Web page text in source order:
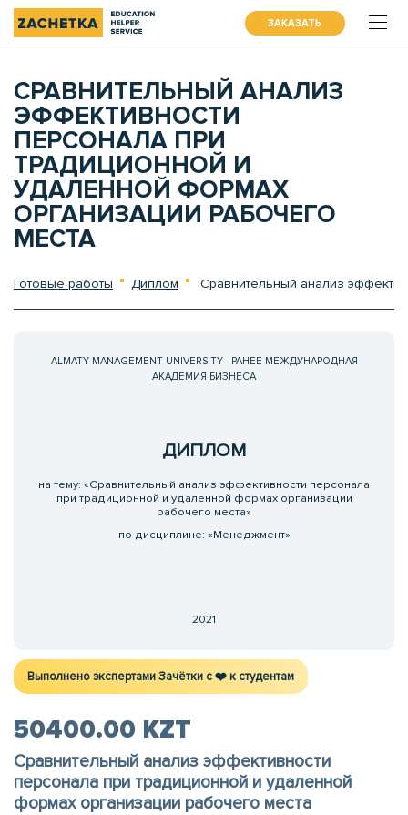
ЗАКАЗАТЬ
СРАВНИТЕЛЬНЫЙ АНАЛИЗ
ЭФФЕКТИВНОСТИ
ПЕРСОНАЛА ПРИ
ТРАДИЦИОННОЙ И
УДАЛЕННОЙ ФОРМАХ
ОРГАНИЗАЦИИ РАБОЧЕГО
МЕСТА
Готовые работы Диплом Сравнительный анализ
ALMATY MANAGEMENT UNIVERSITY - РАНЕЕ МЕЖДУНАРОДНАЯ
АКАДЕМИЯ БИЗНЕСА
ДИПЛОМ
на тему: «Сравнительный анализ эффективности персонала
при традиционной и удаленной формах организации
рабочего места»
по дисциплине: «Менеджмент»
2021
Выполнено экспертами Зачётки c ❤️ к студентам
50400.00 KZT
Сравнительный анализ эффективности
персонала при традиционной и удаленной
формах организации рабочего места